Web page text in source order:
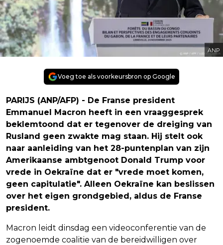
ANP
Voeg toe als voorkeursbron op Google
PARIJS (ANP/AFP) - De Franse president
Emmanuel Macron heeft in een vraaggesprek
beklemtoond dat er tegenover de dreiging van
Rusland geen zwakte mag staan. Hij stelt ook
naar aanleiding van het 28-puntenplan van zijn
Amerikaanse ambtgenoot Donald Trump voor
vrede in Oekraïne dat er "vrede moet komen,
geen capitulatie". Alleen Oekraïne kan beslissen
over het eigen grondgebied, aldus de Franse
president.
Macron leidt dinsdag een videoconferentie van de
zogenoemde coalitie van de bereidwilligen over